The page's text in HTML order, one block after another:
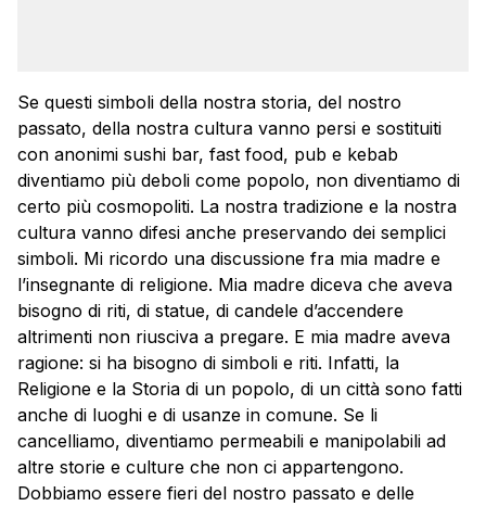
Se questi simboli della nostra storia, del nostro
passato, della nostra cultura vanno persi e sostituiti
con anonimi sushi bar, fast food, pub e kebab
diventiamo più deboli come popolo, non diventiamo di
certo più cosmopoliti. La nostra tradizione e la nostra
cultura vanno difesi anche preservando dei semplici
simboli. Mi ricordo una discussione fra mia madre e
l’insegnante di religione. Mia madre diceva che aveva
bisogno di riti, di statue, di candele d’accendere
altrimenti non riusciva a pregare. E mia madre aveva
ragione: si ha bisogno di simboli e riti. Infatti, la
Religione e la Storia di un popolo, di un città sono fatti
anche di luoghi e di usanze in comune. Se li
cancelliamo, diventiamo permeabili e manipolabili ad
altre storie e culture che non ci appartengono.
Dobbiamo essere fieri del nostro passato e delle